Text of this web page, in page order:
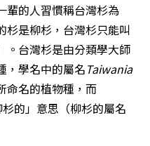
輩的人習慣稱台灣杉為
杉是柳杉，台灣杉只能叫
。台灣杉是由分類學大師
，學名中的屬名
Taiwania
命名的植物種，而
的」意思（柳杉的屬名